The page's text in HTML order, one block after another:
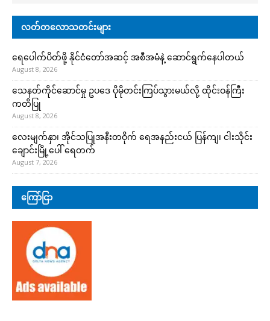
လတ်တလောသတင်းများ
ရေပေါက်ပိတ်ဖို့ နိုင်ငံတော်အဆင့် အစီအမံနဲ့ ဆောင်ရွက်နေပါတယ်
August 8, 2026
သေနတ်ကိုင်ဆောင်မှု ဥပဒေ ပိုမိုတင်းကြပ်သွားမယ်လို့ ထိုင်းဝန်ကြီး
ကတိပြု
August 8, 2026
လေးမျက်နှာ၊ အိုင်သပြုအနီးတဝိုက် ရေအနည်းငယ် ပြန်ကျ၊ ငါးသိုင်း
ချောင်းမြို့ပေါ် ရေတက်
August 7, 2026
ကြော်ငြာ